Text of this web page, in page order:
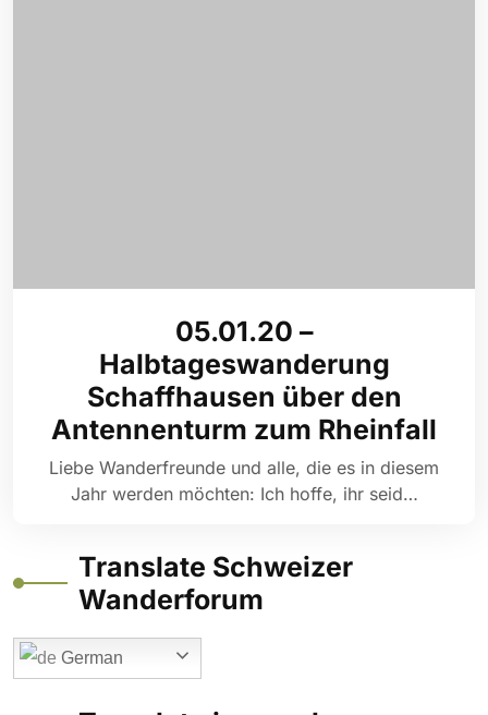
05.01.20 –
Halbtageswanderung
Schaffhausen über den
Antennenturm zum Rheinfall
Liebe Wanderfreunde und alle, die es in diesem
Jahr werden möchten: Ich hoffe, ihr seid…
Translate Schweizer
Wanderforum
German